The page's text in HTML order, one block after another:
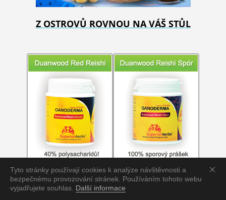
Tyto stránky používají cookies k analýze návštěvnosti a
bezpečnému provozování stránek. Používáním tohoto webu
vyjadřujete souhlas. Další informace
Z OSTROVŮ ROVNOU NA VÁŠ STŮL